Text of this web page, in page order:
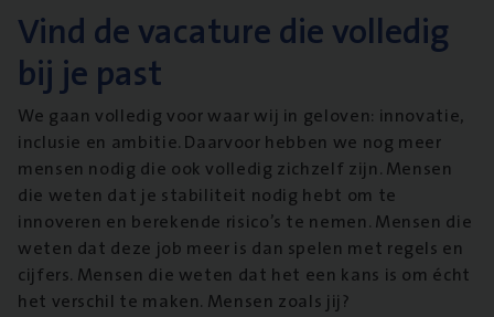
Vind de vacature die volledig
bij je past
We gaan volledig voor waar wij in geloven: innovatie,
inclusie en ambitie. Daarvoor hebben we nog meer
mensen nodig die ook volledig zichzelf zijn. Mensen
die weten dat je stabiliteit nodig hebt om te
innoveren en berekende risico’s te nemen. Mensen die
weten dat deze job meer is dan spelen met regels en
cijfers. Mensen die weten dat het een kans is om écht
het verschil te maken. Mensen zoals jij?